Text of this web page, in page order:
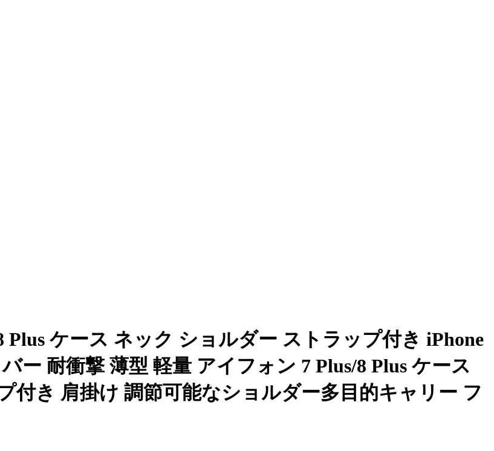
Plus ケース ネック ショルダー ストラップ付き iPhone
ー 耐衝撃 薄型 軽量 アイフォン 7 Plus/8 Plus ケース
付き 肩掛け 調節可能なショルダー多目的キャリー フ